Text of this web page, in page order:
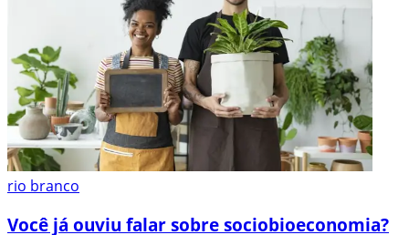
rio branco
Você já ouviu falar sobre sociobioeconomia?